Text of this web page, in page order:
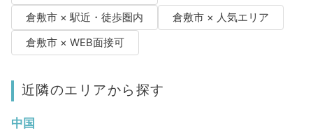
倉敷市 × 駅近・徒歩圏内
倉敷市 × 人気エリア
倉敷市 × WEB面接可
近隣のエリアから探す
中国